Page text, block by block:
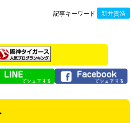
記事キーワード 新井貴浩